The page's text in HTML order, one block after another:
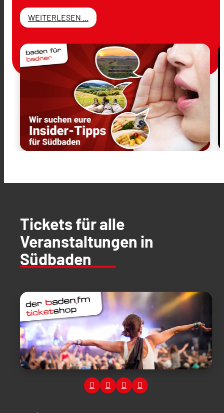
WEITERLESEN ...
Tickets für alle
Veranstaltungen in
Südbaden